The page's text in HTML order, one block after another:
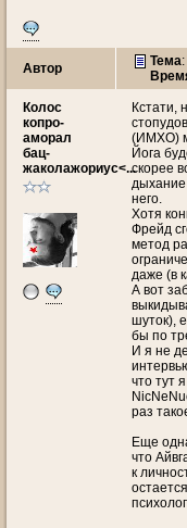
Автор Тема
Колос
копро-
аморал
бац-
жаколажориус<...
Кстати,
(ИМХО)
Йога
скорее
дыхание
него.
Хотя
Фрейд
метод
даже (в
А вот
шуток),
бы по
И я не
что тут
раз
Еще
что
к